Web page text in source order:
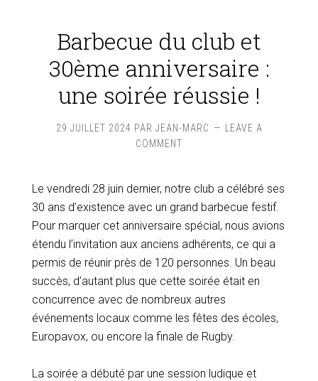
Barbecue du club et
30ème anniversaire :
une soirée réussie !
29 JUILLET 2024 PAR JEAN-MARC
LEAVE A
COMMENT
Le vendredi 28 juin dernier, notre club a célébré ses
30 ans d’existence avec un grand barbecue festif.
Pour marquer cet anniversaire spécial, nous avions
étendu l’invitation aux anciens adhérents, ce qui a
permis de réunir près de 120 personnes. Un beau
succès, d’autant plus que cette soirée était en
concurrence avec de nombreux autres
événements locaux comme les fêtes des écoles,
Europavox, ou encore la finale de Rugby.
La soirée a débuté par une session ludique et